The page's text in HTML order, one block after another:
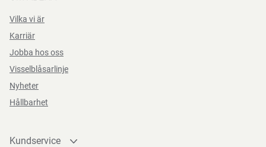
Förvaras torrt, vid rumstemperatur och skyddat från direkt
solljus.
Vilka vi är
Karriär
Jobba hos oss
Visselblåsarlinje
Nyheter
Hållbarhet
Kundservice